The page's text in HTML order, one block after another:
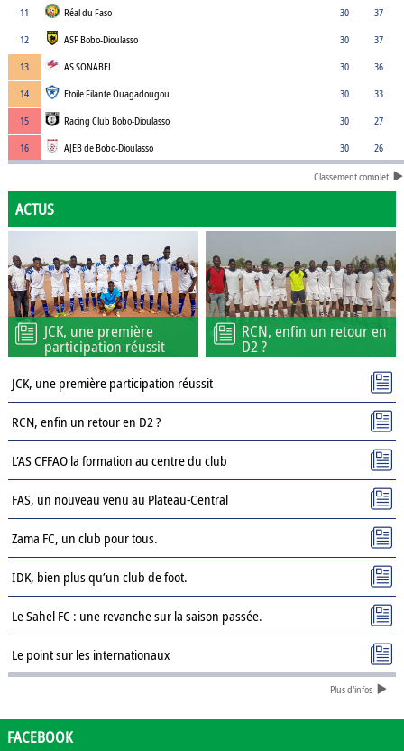
11
Réal du Faso 30
37
12
ASF Bobo-Dioulasso 30
37
13
AS SONABEL 30
36
14
Etoile Filante Ouagadougou 30
33
15
Racing Club Bobo-Dioulasso 30
27
16
AJEB de Bobo-Dioulasso 30 26
Classement complet
ACTUS
JCK, une première
participation réussit
RCN, enfin un retour en
D2 ?
JCK, une première participation réussit
RCN, enfin un retour en D2 ?
L’AS CFFAO la formation au centre du club
FAS, un nouveau venu au Plateau-Central
Zama FC, un club pour tous.
IDK, bien plus qu’un club de foot.
Le Sahel FC : une revanche sur la saison passée.
Le point sur les internationaux
Présentation des clubs de D3 : ASPC Tenkodogo
Plus d'infos
FACEBOOK